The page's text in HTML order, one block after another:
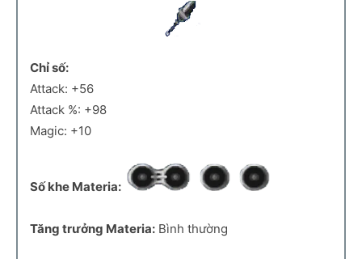
Chỉ số:
Attack: +56
Attack %: +98
Magic: +10
Số khe Materia:
Tăng trưởng Materia: Bình thường